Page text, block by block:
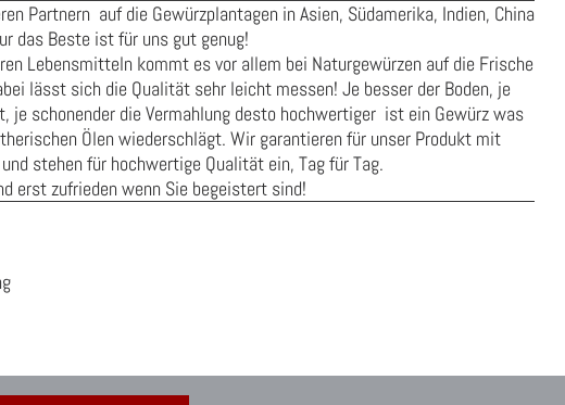
Partnern auf die Gewürzplantagen in Asien, Südamerika, Indien, China
das Beste ist für uns gut genug!
Lebensmitteln kommt es vor allem bei Naturgewürzen auf die Frische
lässt sich die Qualität sehr leicht messen! Je besser der Boden, je
je schonender die Vermahlung desto hochwertiger ist ein Gewürz was
Ölen wiederschlägt. Wir garantieren für unser Produkt mit
stehen für hochwertige Qualität ein, Tag für Tag.
erst zufrieden wenn Sie begeistert sind!